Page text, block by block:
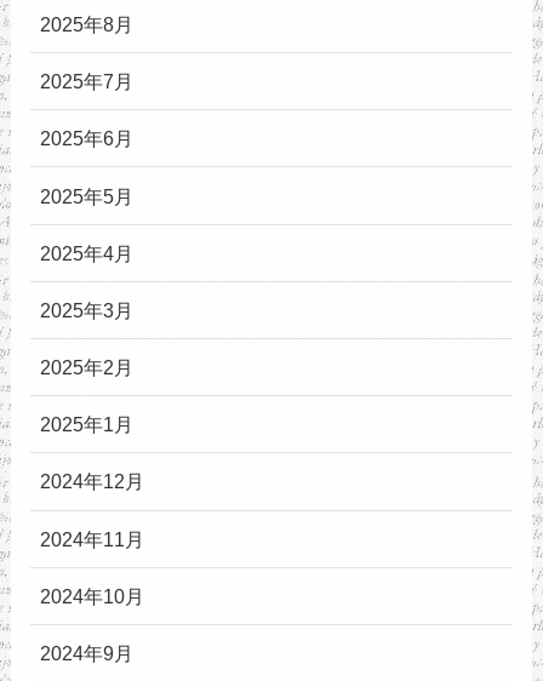
2025年8月
2025年7月
2025年6月
2025年5月
2025年4月
2025年3月
2025年2月
2025年1月
2024年12月
2024年11月
2024年10月
2024年9月